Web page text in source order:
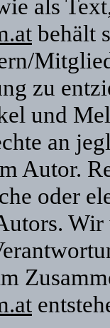
als
behält
zu
und
an
Autor.
oder